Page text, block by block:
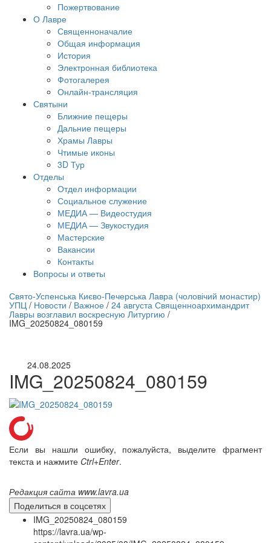
Пожертвование
О Лавре
Священноначалие
Общая информация
История
Электронная библиотека
Фотогалерея
Онлайн-трансляция
Святыни
Ближние пещеры
Дальние пещеры
Храмы Лавры
Чтимые иконы
3D Тур
Отделы
Отдел информации
Социальное служение
МЕДИА — Видеостудия
МЕДИА — Звукостудия
Мастерские
Вакансии
Контакты
Вопросы и ответы
трансляция | 12 сентября
трансляции
Свято-Успенська Києво-Печерська Лавра (чоловічий монастир)
УПЦ / Новости / Важное / 24 августа Священноархимандрит
Лавры возглавил воскресную Литургию /
IMG_20250824_080159
24.08.2025
IMG_20250824_080159
Если вы нашли ошибку, пожалуйста, выделите фрагмент
текста и нажмите Ctrl+Enter.
Редакция сайта www.lavra.ua
Поделиться в соцсетях
IMG_20250824_080159
https://lavra.ua/wp-